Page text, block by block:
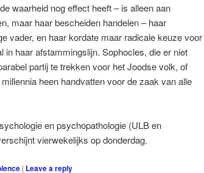
waarheid nog effect heeft – is alleen aan
maar haar bescheiden handelen – haar
vader, en haar kordate maar radicale keuze voor
in haar afstammingslijn. Sophocles, die er niet
partij te trekken voor het Joodse volk, of
heen handvatten voor de zaak van alle
en psychopathologie (ULB en
vierwekelijks op donderdag.
| Leave a reply